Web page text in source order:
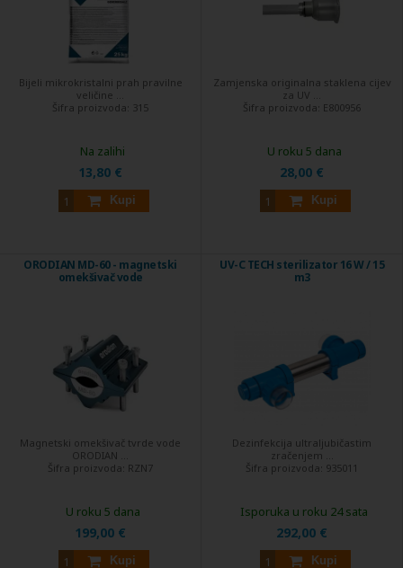
Bijeli mikrokristalni prah pravilne
veličine ...
Šifra proizvoda: 315
13,80 €
Kupi
Na zalihi
Zamjenska originalna staklena cijev
za UV ...
Šifra proizvoda: E800956
28,00 €
Kupi
U roku 5 dana
ORODIAN MD-60 - magnetski
omekšivač vode
Magnetski omekšivač tvrde vode
ORODIAN ...
Šifra proizvoda: RZN7
199,00 €
Kupi
U roku 5 dana
UV-C TECH sterilizator 16 W / 15
m3
Dezinfekcija ultraljubičastim
zračenjem ...
Šifra proizvoda: 935011
292,00 €
Kupi
Isporuka u roku 24 sata